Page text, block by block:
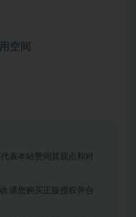
空间
表本站赞同其观点和对
,请您购买正版授权并合